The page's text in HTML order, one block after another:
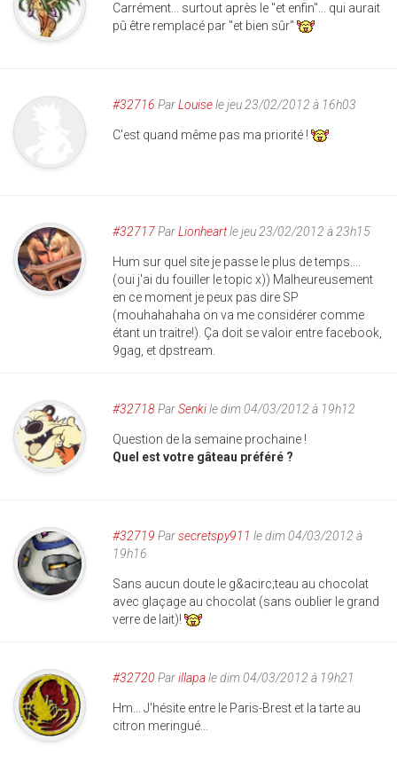
Carrément... surtout après le "et enfin"... qui aurait
pû être remplacé par "et bien sûr"
#32716 ParLouisele jeu 23/02/2012 à 16h03
C'est quand même pas ma priorité !
#32717ParLionheartle jeu 23/02/2012 à 23h15
Hum sur quel site je passe le plus de temps....
(oui j'ai du fouiller le topic x)) Malheureusement
en ce moment je peux pas dire SP
(mouhahahaha on va me considérer comme
étant un traitre!). Ça doit se valoir entre facebook,
9gag, et dpstream.
#32718ParSenkile dim 04/03/2012 à 19h12
Question de la semaine prochaine !
Quel est votre gâteau préféré ?
#32719 Parsecretspy911 le dim 04/03/2012 à
19h16
Sans aucun doute le g&acirc;teau au chocolat
avec glaçage au chocolat (sans oublier le grand
verre de lait)!
#32720 Parillapale dim 04/03/2012 à 19h21
Hm... J'hésite entre le Paris-Brest et la tarte au
citron meringué...